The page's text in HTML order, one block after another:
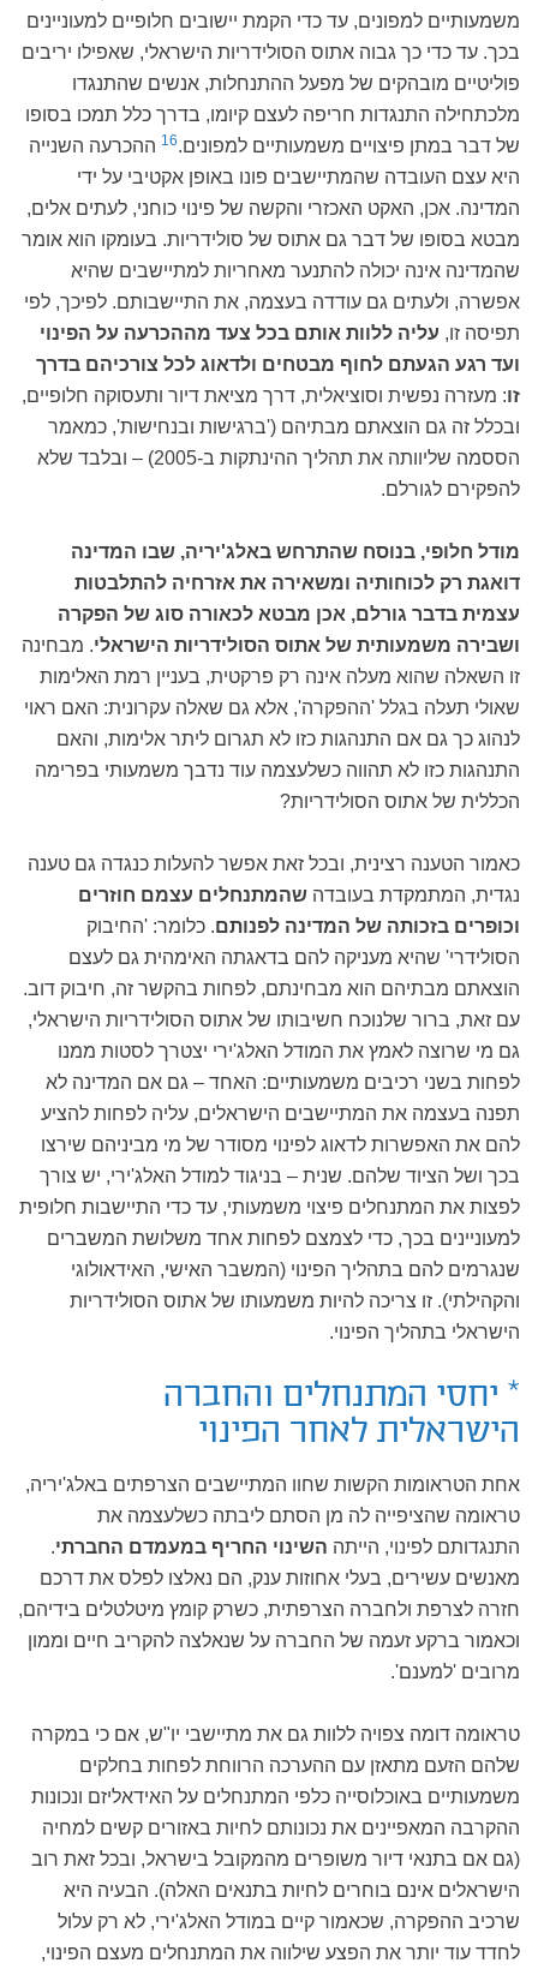
משמעותיים למפונים, עד כדי הקמת יישובים חלופיים למעוניינים
בכך. עד כדי כך גבוה אתוס הסולידריות הישראלי, שאפילו יריבים
פוליטיים מובהקים של מפעל ההתנחלות, אנשים שהתנגדו
מלכתחילה התנגדות חריפה לעצם קיומו, בדרך כלל תמכו בסופו
של דבר במתן פיצויים משמעותיים למפונים.16 ההכרעה השנייה
היא עצם העובדה שהמתיישבים פונו באופן אקטיבי על ידי
המדינה. אכן, האקט האכזרי והקשה של פינוי כוחני, לעתים אלים,
מבטא בסופו של דבר גם אתוס של סולידריות. בעומקו הוא אומר
שהמדינה אינה יכולה להתנער מאחריות למתיישבים שהיא
אפשרה, ולעתים גם עודדה בעצמה, את התיישבותם. לפיכך, לפי
תפיסה זו, עליה ללוות אותם בכל צעד מההכרעה על הפינוי
ועד רגע הגעתם לחוף מבטחים ולדאוג לכל צורכיהם בדרך
זו: מעזרה נפשית וסוציאלית, דרך מציאת דיור ותעסוקה חלופיים,
ובכלל זה גם הוצאתם מבתיהם ('ברגישות ובנחישות', כמאמר
הססמה שליוותה את תהליך ההינתקות ב-2005) – ובלבד שלא
להפקירם לגורלם.
מודל חלופי, בנוסח שהתרחש באלג'יריה, שבו המדינה
דואגת רק לכוחותיה ומשאירה את אזרחיה להתלבטות
עצמית בדבר גורלם, אכן מבטא לכאורה סוג של הפקרה
ושבירה משמעותית של אתוס הסולידריות הישראלי. מבחינה
זו השאלה שהוא מעלה אינה רק פרקטית, בעניין רמת האלימות
שאולי תעלה בגלל 'ההפקרה', אלא גם שאלה עקרונית: האם ראוי
לנהוג כך גם אם התנהגות כזו לא תגרום ליתר אלימות, והאם
התנהגות כזו לא תהווה כשלעצמה עוד נדבך משמעותי בפרימה
הכללית של אתוס הסולידריות?
כאמור הטענה רצינית, ובכל זאת אפשר להעלות כנגדה גם טענה
נגדית, המתמקדת בעובדה שהמתנחלים עצמם חוזרים
וכופרים בזכותה של המדינה לפנותם. כלומר: 'החיבוק
הסולידרי' שהיא מעניקה להם בדאגתה האימהית גם לעצם
הוצאתם מבתיהם הוא מבחינתם, לפחות בהקשר זה, חיבוק דוב.
עם זאת, ברור שלנוכח חשיבותו של אתוס הסולידריות הישראלי,
גם מי שרוצה לאמץ את המודל האלג'ירי יצטרך לסטות ממנו
לפחות בשני רכיבים משמעותיים: האחד – גם אם המדינה לא
תפנה בעצמה את המתיישבים הישראלים, עליה לפחות להציע
להם את האפשרות לדאוג לפינוי מסודר של מי מביניהם שירצו
בכך ושל הציוד שלהם. שנית – בניגוד למודל האלג'ירי, יש צורך
לפצות את המתנחלים פיצוי משמעותי, עד כדי התיישבות חלופית
למעוניינים בכך, כדי לצמצם לפחות אחד משלושת המשברים
שנגרמים להם בתהליך הפינוי (המשבר האישי, האידאולוגי
והקהילתי). זו צריכה להיות משמעותו של אתוס הסולידריות
הישראלי בתהליך הפינוי.
* יחסי המתנחלים והחברה
הישראלית לאחר הפינוי
אחת הטראומות הקשות שחוו המתיישבים הצרפתים באלג'יריה,
טראומה שהציפייה לה מן הסתם ליבתה כשלעצמה את
התנגדותם לפינוי, הייתה השינוי החריף במעמדם החברתי.
מאנשים עשירים, בעלי אחוזות ענק, הם נאלצו לפלס את דרכם
חזרה לצרפת ולחברה הצרפתית, כשרק קומץ מיטלטלים בידיהם,
וכאמור ברקע זעמה של החברה על שנאלצה להקריב חיים וממון
מרובים 'למענם'.
טראומה דומה צפויה ללוות גם את מתיישבי יו"ש, אם כי במקרה
שלהם הזעם מתאזן עם ההערכה הרווחת לפחות בחלקים
משמעותיים באוכלוסייה כלפי המתנחלים על האידאליזם ונכונות
ההקרבה המאפיינים את נכונותם לחיות באזורים קשים למחיה
(גם אם בתנאי דיור משופרים מהמקובל בישראל, ובכל זאת רוב
הישראלים אינם בוחרים לחיות בתנאים האלה). הבעיה היא
שרכיב ההפקרה, שכאמור קיים במודל האלג'ירי, לא רק עלול
לחדד עוד יותר את הפצע שילווה את המתנחלים מעצם הפינוי,